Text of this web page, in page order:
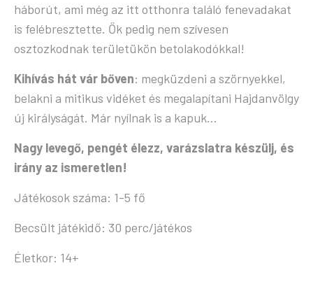
háborút, ami még az itt otthonra találó fenevadakat
is felébresztette. Ők pedig nem szívesen
osztozkodnak területükön betolakodókkal!
Kihívás hát vár bőven: megküzdeni a szörnyekkel,
belakni a mitikus vidéket és megalapítani Hajdanvölgy
új királyságát. Már nyílnak is a kapuk…
Nagy levegő, pengét élezz, varázslatra készülj, és
irány az ismeretlen!
Játékosok száma: 1-5 fő
Becsült játékidő: 30 perc/játékos
Életkor: 14+